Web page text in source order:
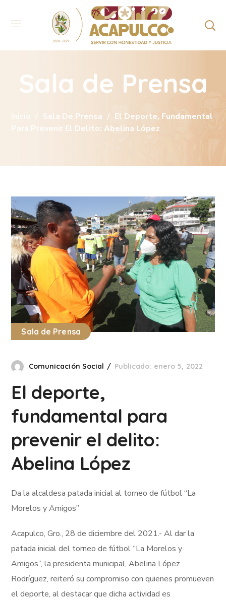
Sala de Prensa
Inicio Sala De Prensa
El Deporte, Fundamental
Para Prevenir El Delito: Abelina López
Sala de Prensa
Comunicación Social Publicado: enero 5, 2022
El deporte,
fundamental para
prevenir el delito:
Abelina López
Da la alcaldesa patada inicial al torneo de fútbol “La
Morelos y Amigos”
Acapulco, Gro., 28 de diciembre del 2021.- Al dar la
patada inicial del torneo de fútbol “La Morelos y
Amigos”, la presidenta municipal, Abelina López
Rodríguez, reiteró su compromiso con quienes promueven
el deporte, al destacar que dicha actividad es